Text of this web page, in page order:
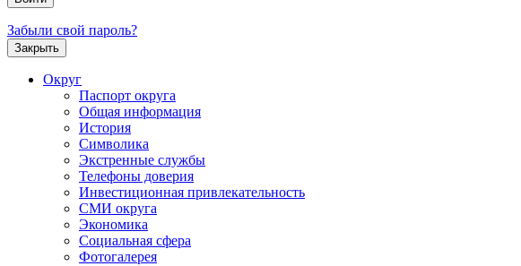
Забыли свой пароль?
Закрыть
Округ
Паспорт округа
Общая информация
История
Символика
Экстренные службы
Телефоны доверия
Инвестиционная привлекательность
СМИ округа
Экономика
Социальная сфера
Фотогалерея